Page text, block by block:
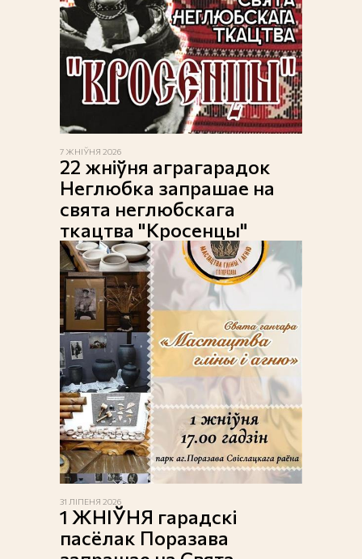
7 ЖНІЎНЯ 2026
22 жніўня аграгарадок
Неглюбка запрашае на
свята неглюбскага
ткацтва "Кросенцы"
31 ЛІПЕНЯ 2026
1 ЖНІЎНЯ гарадскі
пасёлак Поразава